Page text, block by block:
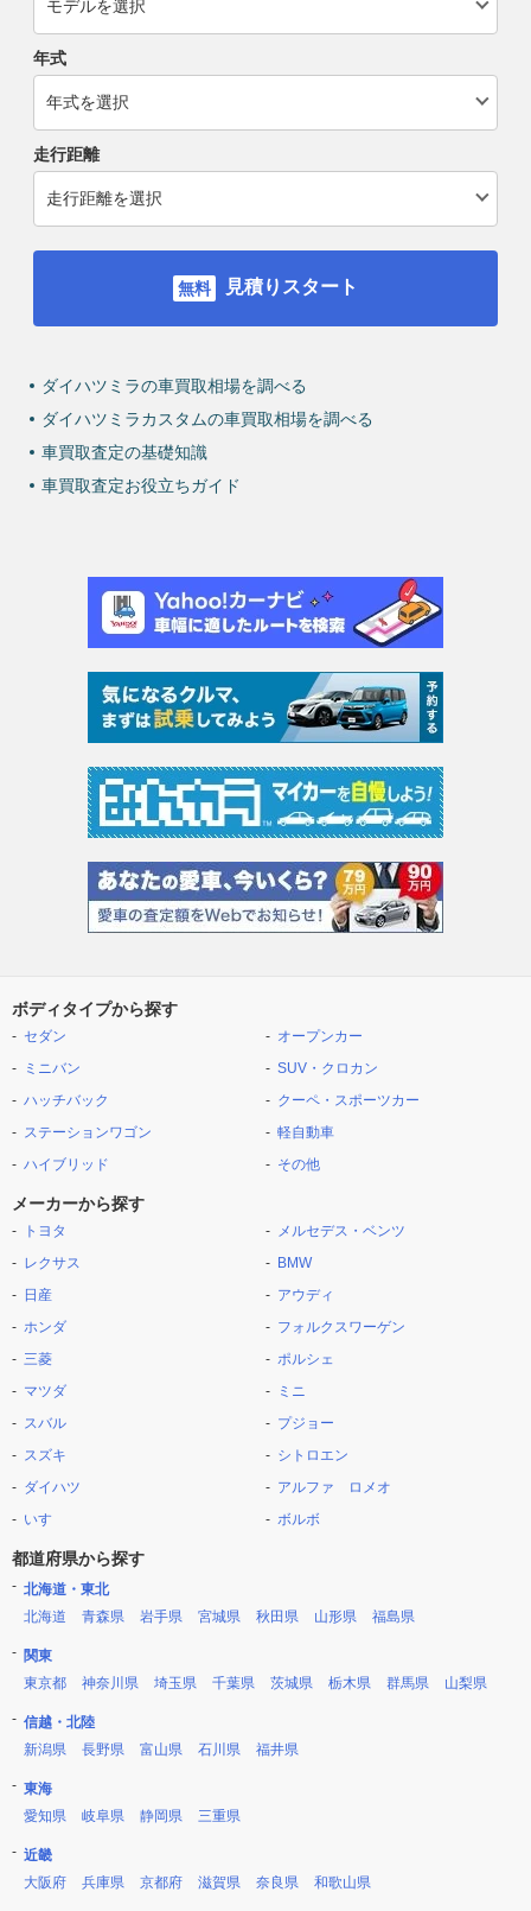
年式
走行距離
見積りスタート
ダイハツミラの車買取相場を調べる
ダイハツミラカスタムの車買取相場を調べる
車買取査定の基礎知識
車買取査定お役立ちガイド
ボディタイプから探す
セダン
ミニバン
ハッチバック
ステーションワゴン
ハイブリッド
オープンカー
SUV・クロカン
クーペ・スポーツカー
軽自動車
その他
メーカーから探す
トヨタ
レクサス
日産
ホンダ
三菱
マツダ
スバル
スズキ
ダイハツ
いすゞ
メルセデス・ベンツ
BMW
アウディ
フォルクスワーゲン
ポルシェ
ミニ
プジョー
シトロエン
アルファ ロメオ
ボルボ
都道府県から探す
北海道・東北
北海道
青森県 岩手県 宮城県 秋田県 山形県 福島県
関東
東京都
神奈川県 埼玉県 千葉県 茨城県 栃木県 群馬県 山梨県
信越・北陸
新潟県
長野県 富山県 石川県 福井県
東海
愛知県
岐阜県 静岡県 三重県
近畿
大阪府
兵庫県 京都府 滋賀県 奈良県 和歌山県